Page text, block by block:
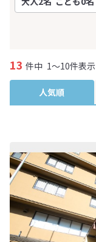
13 件中 1～10件表示
人気順